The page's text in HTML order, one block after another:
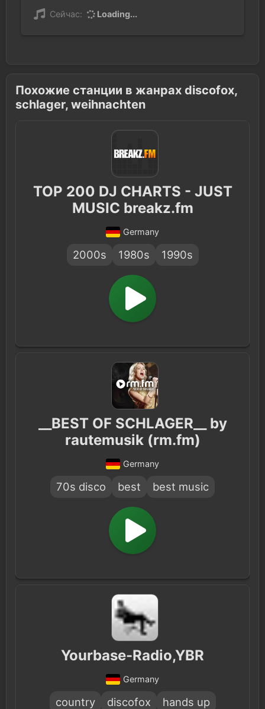
Сейчас: Loading...
Похожие станции в жанрах discofox,
schlager, weihnachten
TOP 200 DJ CHARTS - JUST
MUSIC breakz.fm
Germany
2000s 1980s 1990s
__BEST OF SCHLAGER__ by
rautemusik (rm.fm)
Germany
70s disco best best music
Yourbase-Radio,YBR
Germany
country discofox hands up